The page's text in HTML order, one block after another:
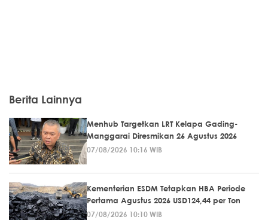
Berita Lainnya
Menhub Targetkan LRT Kelapa Gading-
Manggarai Diresmikan 26 Agustus 2026
07/08/2026 10:16 WIB
Kementerian ESDM Tetapkan HBA Periode
Pertama Agustus 2026 USD124,44 per Ton
07/08/2026 10:10 WIB